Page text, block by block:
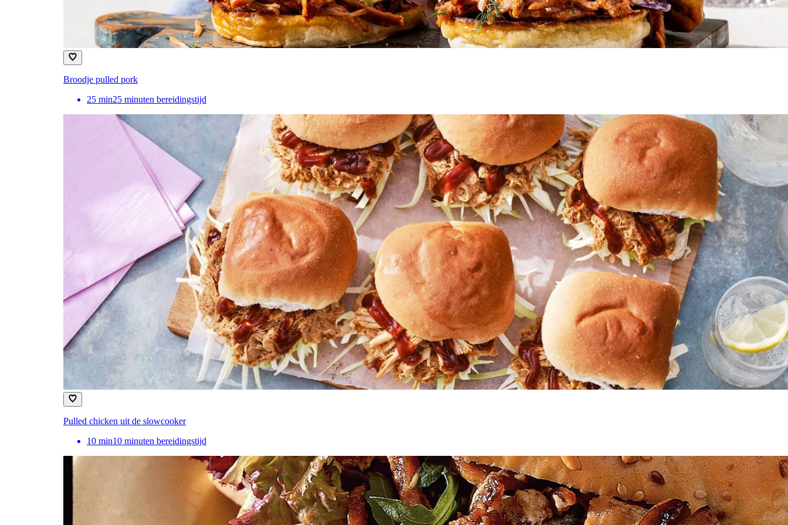
Broodje pulled pork
25 min25 minuten bereidingstijd
Pulled chicken uit de slowcooker
10 min10 minuten bereidingstijd